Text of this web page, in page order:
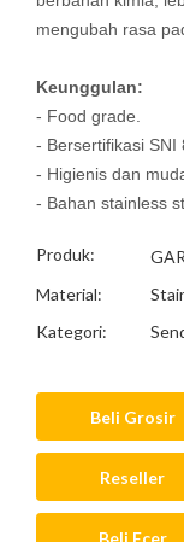
mengubah rasa
Keunggulan:
- Food grade.
- Bersertifikasi SNI
- Higienis dan
- Bahan stainless
Produk:
Material:
Kategori:
Beli Grosir
Reseller
Beli Ecer